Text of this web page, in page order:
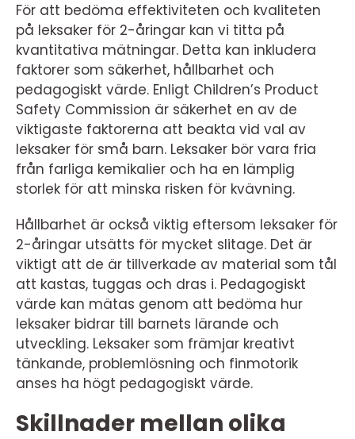
För att bedöma effektiviteten och kvaliteten
på leksaker för 2-åringar kan vi titta på
kvantitativa mätningar. Detta kan inkludera
faktorer som säkerhet, hållbarhet och
pedagogiskt värde. Enligt Children’s Product
Safety Commission är säkerhet en av de
viktigaste faktorerna att beakta vid val av
leksaker för små barn. Leksaker bör vara fria
från farliga kemikalier och ha en lämplig
storlek för att minska risken för kvävning.
Hållbarhet är också viktig eftersom leksaker för
2-åringar utsätts för mycket slitage. Det är
viktigt att de är tillverkade av material som tål
att kastas, tuggas och dras i. Pedagogiskt
värde kan mätas genom att bedöma hur
leksaker bidrar till barnets lärande och
utveckling. Leksaker som främjar kreativt
tänkande, problemlösning och finmotorik
anses ha högt pedagogiskt värde.
Skillnader mellan olika